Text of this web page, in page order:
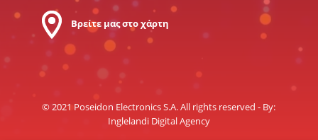
Βρείτε μας στο χάρτη
© 2021 Poseidon Electronics S.A. All rights reserved - By:
Inglelandi Digital Agency